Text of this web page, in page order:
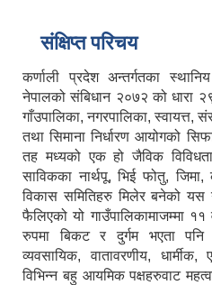
संक्षिप्त परिचय
कर्णाली प्रदेश अन्तर्गतका
नेपालको संबिधान २०७२ को धारा
गाँउपालिका, नगरपालिका, स्वायत्त,
तथा सिमाना निर्धारण आयोगको
तह मध्यको एक हो जैविक
साविकका नार्थपू, भिई फोतु,
विकास समितिहरु मिलेर बनेको यस
फैलिएको यो गाउँपालिकामाजम्मा
रुपमा बिकट र दुर्गम भएता पनि
व्यवसायिक, वातावरणीय,
विभिन्न बहु आयमिक पक्षहरुवाट